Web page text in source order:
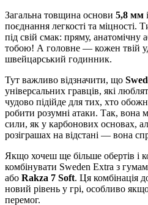
Загальна товщина основи 5,8 мм
поєднання легкості та міцності.
під свій смак: пряму, анатомічну
тобою! А головне — кожен твій
швейцарський годинник.
Тут важливо відзначити, що
універсальних гравців, які
чудово підійде для тих, хто
робити розумні атаки. Так, вона
сили, як у карбонових основах,
розіграшах на відстані — вона
Якщо хочеш ще більше обертів і
комбінувати Sweden Extra з
або Rakza 7 Soft. Ця комбінація
новий рівень у грі, особливо
перемог.